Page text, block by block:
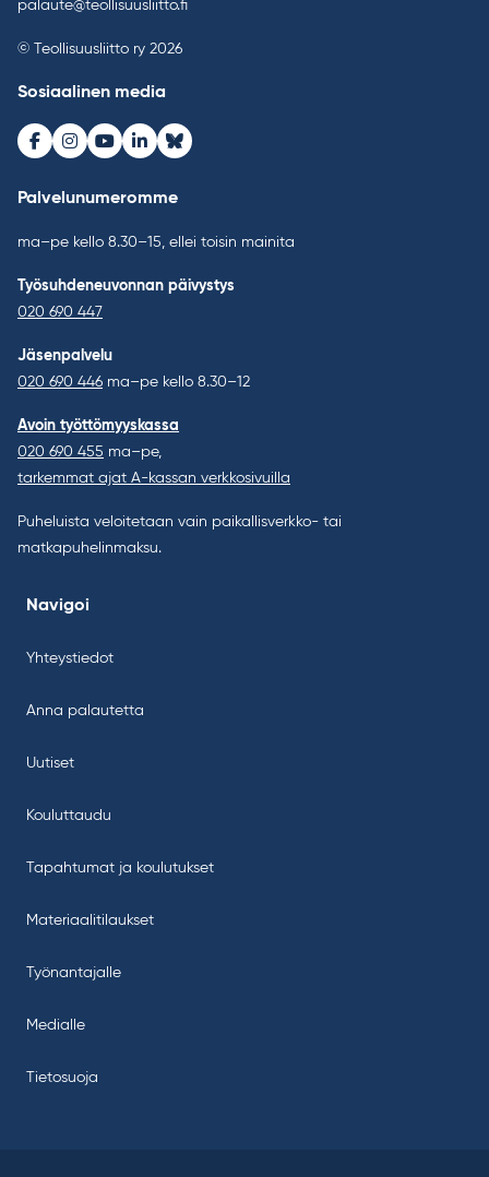
palaute@teollisuusliitto.fi
© Teollisuusliitto ry 2026
Sosiaalinen media
Facebook
Instagram
Youtube
LinkedInBluesky
Palvelunumeromme
ma–pe kello 8.30–15, ellei toisin mainita
Työsuhdeneuvonnan päivystys
020 690 447
Jäsenpalvelu
020 690 446 ma–pe kello 8.30–12
Avoin työttömyyskassa
020 690 455 ma–pe,
tarkemmat ajat A-kassan verkkosivuilla
Puheluista veloitetaan vain paikallisverkko- tai
matkapuhelinmaksu.
Navigoi
Yhteystiedot
Anna palautetta
Uutiset
Kouluttaudu
Tapahtumat ja koulutukset
Materiaalitilaukset
Työnantajalle
Medialle
Tietosuoja